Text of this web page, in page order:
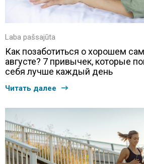
Laba pašsajūta
Как позаботиться о хорошем
августе? 7 привычек, которые
себя лучше каждый день
Читать далее